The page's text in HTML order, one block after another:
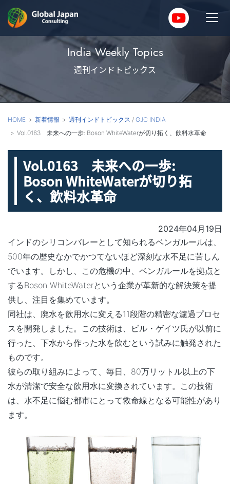
India Weekly Topics
週刊インドトピックス
HOME 新着情報 週刊インドトピックス / GJC INDIA
Vol.0163 未来への一歩: Boson WhiteWaterが切り拓く、飲料水革命
Vol.0163 未来への一歩:
Boson WhiteWaterが切り拓
く、飲料水革命
2024年04月19日
インドのシリコンバレーとして知られるベンガルールは、
500年の歴史なかでかつてないほど深刻な水不足に苦しん
でいます。しかし、この危機の中、ベンガルールを拠点と
するBoson WhiteWaterという企業が革新的な解決策を提
供し、注目を集めています。
同社は、廃水を飲用水に変える11段階の精密な濾過プロセ
スを開発しました。この技術は、ビル・ゲイツ氏が以前に
行った、下水から作った水を飲むという試みに触発された
ものです。
彼らの取り組みによって、毎日、80万リットル以上の下
水が清潔で安全な飲用水に変換されています。この技術
は、水不足に悩む都市にとって救命線となる可能性があり
ます。